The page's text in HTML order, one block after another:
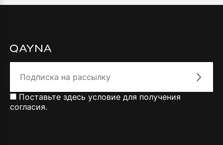
Поставьте здесь условие для получения
согласия.